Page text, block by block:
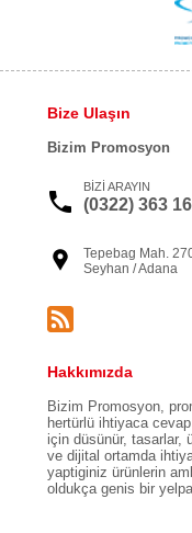
Bize Ulaşın
Bizim Promosyon
BİZİ ARAYIN
(0322) 363
Tepebag Mah.
Seyhan / Adana
Hakkımızda
Bizim Promosyon,
hertürlü ihtiyaca
için düsünür, tasarlar,
ve dijital ortamda
yaptiginiz ürünlerin
oldukça genis bir